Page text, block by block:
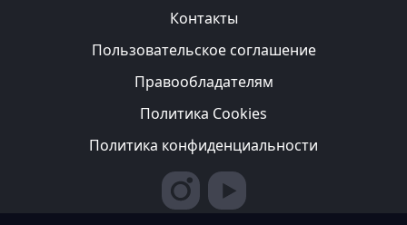
Контакты
Пользовательское соглашение
Правообладателям
Политика Cookies
Политика конфиденциальности